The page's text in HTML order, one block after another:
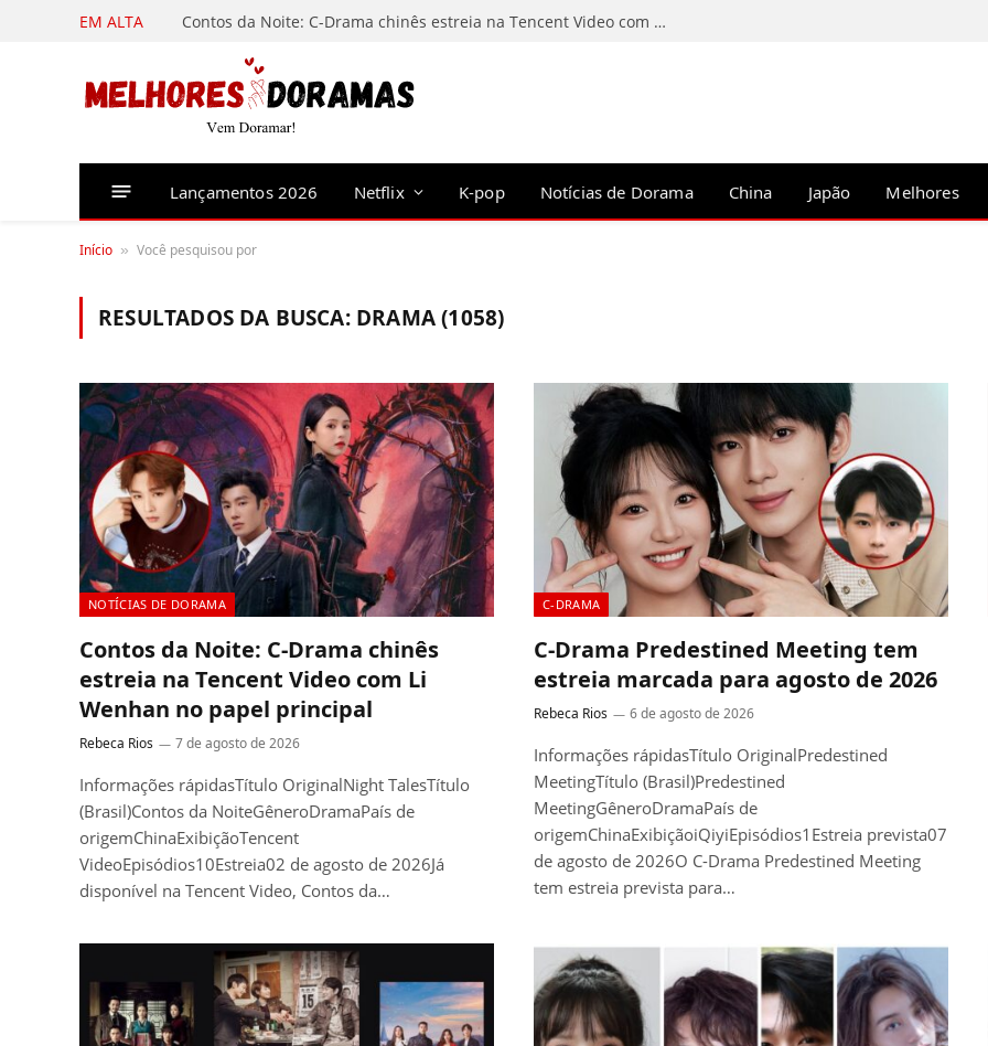
EM ALTA Contos da Noite: C-Drama chinês estreia na Tencent Video com Li Wenhan no papel principal
Lançamentos 2026 Netflix K-pop Notícias de Dorama China Japão Melhores
Início » Você pesquisou por
RESULTADOS DA BUSCA: DRAMA (1058)
NOTÍCIAS DE DORAMA
Contos da Noite: C-Drama chinês
estreia na Tencent Video com Li
Wenhan no papel principal
Rebeca Rios 7 de agosto de 2026
Informações rápidasTítulo OriginalNight TalesTítulo
(Brasil)Contos da NoiteGêneroDramaPaís de
origemChinaExibiçãoTencent
VideoEpisódios10Estreia02 de agosto de 2026Já
disponível na Tencent Video, Contos da…
C-DRAMA
C-Drama Predestined Meeting tem
estreia marcada para agosto de 2026
Rebeca Rios 6 de agosto de 2026
Informações rápidasTítulo OriginalPredestined
MeetingTítulo (Brasil)Predestined
MeetingGêneroDramaPaís de
origemChinaExibiçãoiQiyiEpisódios1Estreia prevista07
de agosto de 2026O C-Drama Predestined Meeting
tem estreia prevista para…